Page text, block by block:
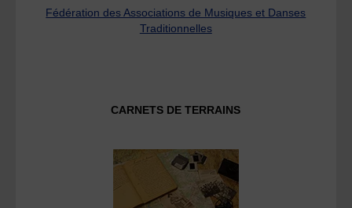
Fédération des Associations de Musiques et Danses
Traditionnelles
CARNETS DE TERRAINS